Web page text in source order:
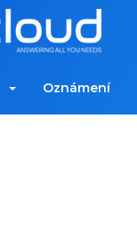
Oznámení